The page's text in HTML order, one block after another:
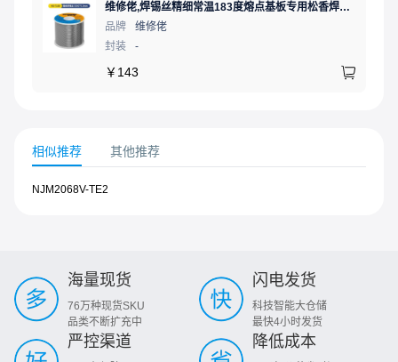
维修佬,焊锡丝精细常温183度熔点基板专用松香焊接锡线,500g0.8mm,1卷
品牌
维修佬
封装
-
￥ 143
相似推荐 其他推荐
NJM2068V-TE2
海量现货
76万种现货SKU
品类不断扩充中
闪电发货
科技智能大仓储
最快4小时发货
严控渠道 降低成本